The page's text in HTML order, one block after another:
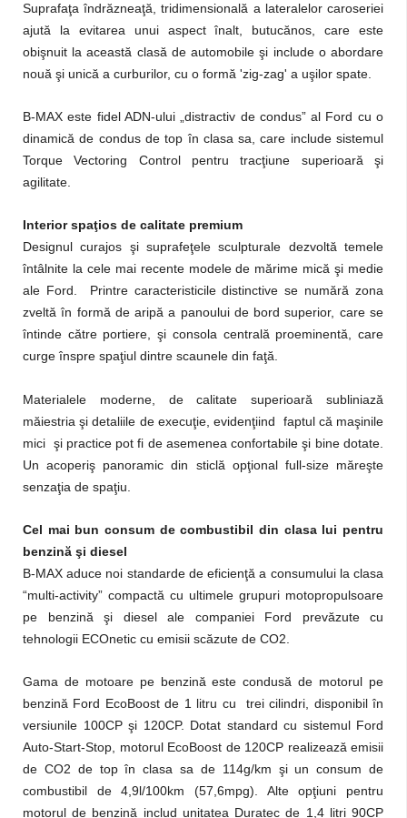
Suprafaţa îndrăzneaţă, tridimensională a lateralelor caroseriei
ajută la evitarea unui aspect înalt, butucănos, care este
obişnuit la această clasă de automobile şi include o abordare
nouă şi unică a curburilor, cu o formă 'zig-zag' a uşilor spate.
B-MAX este fidel ADN-ului „distractiv de condus” al Ford cu o
dinamică de condus de top în clasa sa, care include sistemul
Torque Vectoring Control pentru tracţiune superioară şi
agilitate.
Interior spaţios de calitate premium
Designul curajos şi suprafeţele sculpturale dezvoltă temele
întâlnite la cele mai recente modele de mărime mică şi medie
ale Ford. Printre caracteristicile distinctive se numără zona
zveltă în formă de aripă a panoului de bord superior, care se
întinde către portiere, şi consola centrală proeminentă, care
curge înspre spaţiul dintre scaunele din faţă.
Materialele moderne, de calitate superioară subliniază
măiestria şi detaliile de execuţie, evidenţiind faptul că maşinile
mici şi practice pot fi de asemenea confortabile şi bine dotate.
Un acoperiş panoramic din sticlă opţional full-size măreşte
senzaţia de spaţiu.
Cel mai bun consum de combustibil din clasa lui pentru
benzină şi diesel
B-MAX aduce noi standarde de eficienţă a consumului la clasa
“multi-activity” compactă cu ultimele grupuri motopropulsoare
pe benzină şi diesel ale companiei Ford prevăzute cu
tehnologii ECOnetic cu emisii scăzute de CO2.
Gama de motoare pe benzină este condusă de motorul pe
benzină Ford EcoBoost de 1 litru cu trei cilindri, disponibil în
versiunile 100CP şi 120CP. Dotat standard cu sistemul Ford
Auto-Start-Stop, motorul EcoBoost de 120CP realizează emisii
de CO2 de top în clasa sa de 114g/km şi un consum de
combustibil de 4,9l/100km (57,6mpg). Alte opţiuni pentru
motorul de benzină includ unitatea Duratec de 1,4 litri 90CP